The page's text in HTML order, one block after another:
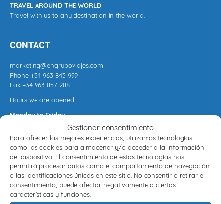
Gestionar consentimiento
Para ofrecer las mejores experiencias, utilizamos tecnologías
como las cookies para almacenar y/o acceder a la información
del dispositivo. El consentimiento de estas tecnologías nos
permitirá procesar datos como el comportamiento de navegación
o las identificaciones únicas en este sitio. No consentir o retirar el
consentimiento, puede afectar negativamente a ciertas
características y funciones.
TRAVEL AROUND THE WORLD
Travel with us to any destination in the world.
CONTACT
marketing@engrupoviajes.com
Phone +34 963 843 999
Fax +34 963 857 288
Hours we are opened
Monday to Friday
9:00 a.m. to 1:30 p.m.
4:30 p.m. to 8:30 p.m.
Saturday -
Closed
INFORMATION
Seguros de Viaje